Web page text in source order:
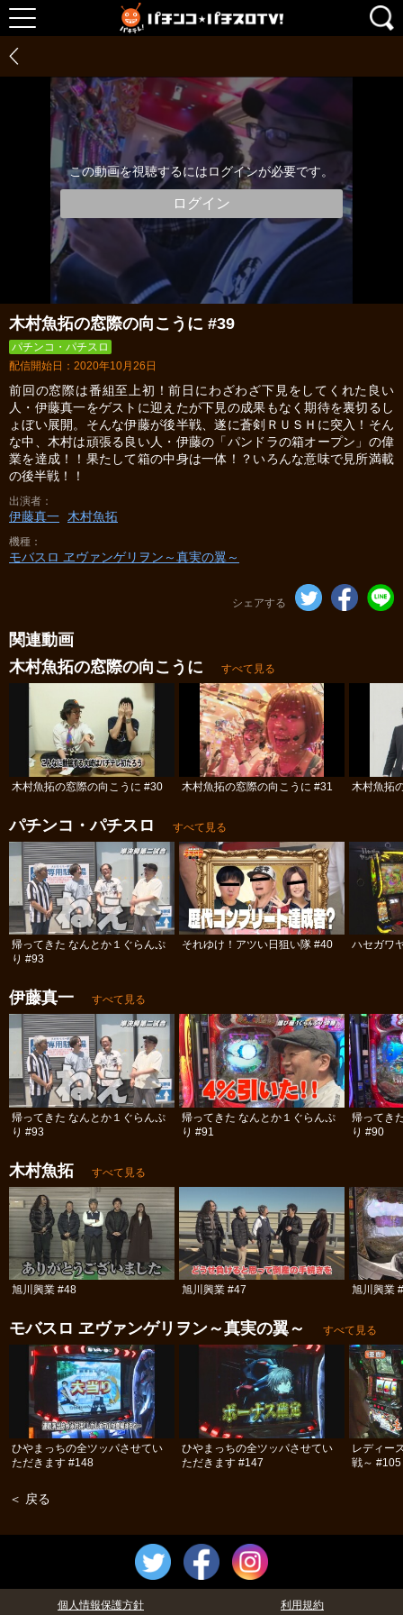
この動画を視聴するにはログインが必要です。
ログイン
木村魚拓の窓際の向こうに #39
パチンコ・パチスロ
配信開始日：2020年10月26日
前回の窓際は番組至上初！前日にわざわざ下見をしてくれた良い
人・伊藤真一をゲストに迎えたが下見の成果もなく期待を裏切るし
ょぼい展開。そんな伊藤が後半戦、遂に蒼剣ＲＵＳＨに突入！そん
な中、木村は頑張る良い人・伊藤の「パンドラの箱オープン」の偉
業を達成！！果たして箱の中身は一体！？いろんな意味で見所満載
の後半戦！！
出演者
伊藤真一 木村魚拓
機種
モバスロ ヱヴァンゲリヲン～真実の翼～
シェアする
関連動画
木村魚拓の窓際の向こうに
すべて見る
木村魚拓の窓際の向こうに #30 木村魚拓の窓際の向こうに #31 木村魚拓
パチンコ・パチスロ すべて見る
帰ってきた なんとか１ぐらんぷ
り #93
それゆけ！アツい日狙い隊 #40 ハセガワ
伊藤真一 すべて見る
帰ってきた なんとか１ぐらんぷ
り #93
帰ってきた なんとか１ぐらんぷ
り #91
帰ってき
り #90
木村魚拓 すべて見る
旭川興業 #48 旭川興業 #47 旭川興業
モバスロ ヱヴァンゲリヲン～真実の翼～ すべて見る
ひやまっちの全ツッパさせてい
ただきます #148
ひやまっちの全ツッパさせてい
ただきます #147
レディー
戦～ #105
＜ 戻る
個人情報保護方針 利用規約